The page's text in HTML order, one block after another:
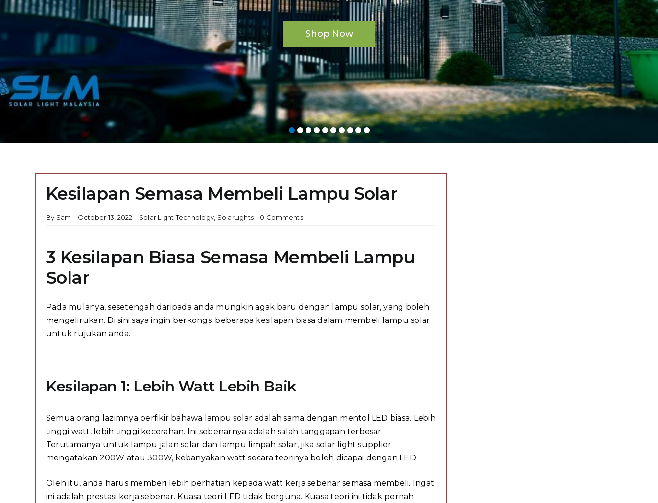
Shop Now
Kesilapan Semasa Membeli Lampu Solar
By Sam | October 13, 2022 | Solar Light Technology, SolarLights | 0 Comments
3 Kesilapan Biasa Semasa Membeli Lampu
Solar
Pada mulanya, sesetengah daripada anda mungkin agak baru dengan lampu solar, yang boleh
mengelirukan. Di sini saya ingin berkongsi beberapa kesilapan biasa dalam membeli lampu solar
untuk rujukan anda.
Kesilapan 1: Lebih Watt Lebih Baik
Semua orang lazimnya berfikir bahawa lampu solar adalah sama dengan mentol LED biasa. Lebih
tinggi watt, lebih tinggi kecerahan. Ini sebenarnya adalah salah tanggapan terbesar.
Terutamanya untuk lampu jalan solar dan lampu limpah solar, jika solar light supplier
mengatakan 200W atau 300W, kebanyakan watt secara teorinya boleh dicapai dengan LED.
Oleh itu, anda harus memberi lebih perhatian kepada watt kerja sebenar semasa membeli. Ingat
ini adalah prestasi kerja sebenar. Kuasa teori LED tidak berguna. Kuasa teori ini tidak pernah